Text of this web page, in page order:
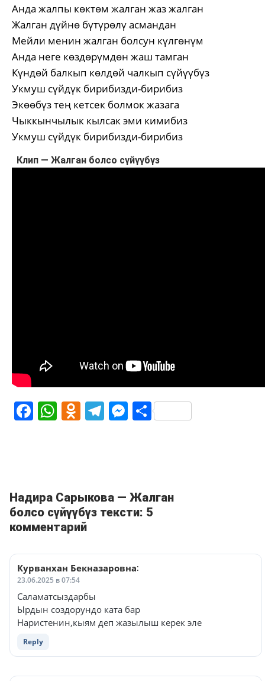
Анда жалпы көктөм жалган жаз жалган
Жалган дүйнө бүтүрөлү асмандан
Мейли менин жалган болсун күлгөнүм
Анда неге көздөрүмдөн жаш тамган
Күндөй балкып көлдөй чалкып сүйүүбүз
Укмуш сүйдүк бирибизди-бирибиз
Экөөбүз тең кетсек болмок жазага
Чыккынчылык кылсак эми кимибиз
Укмуш сүйдүк бирибизди-бирибиз
Клип — Жалган болсо сүйүүбүз
Facebook
WhatsApp
Odnoklassniki
Telegram
Messenger
Share
Надира Сарыкова — Жалган
болсо сүйүүбүз тексти: 5
комментарий
Курванхан Бекназаровна:
23.06.2025 в 07:54
Саламатсыздарбы
Ырдын создорундо ката бар
Наристенин,кыям деп жазылыш керек эле
Reply